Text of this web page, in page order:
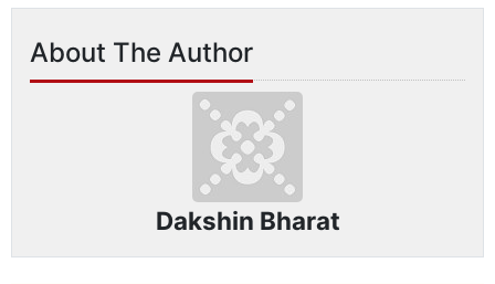
About The Author
Dakshin Bharat